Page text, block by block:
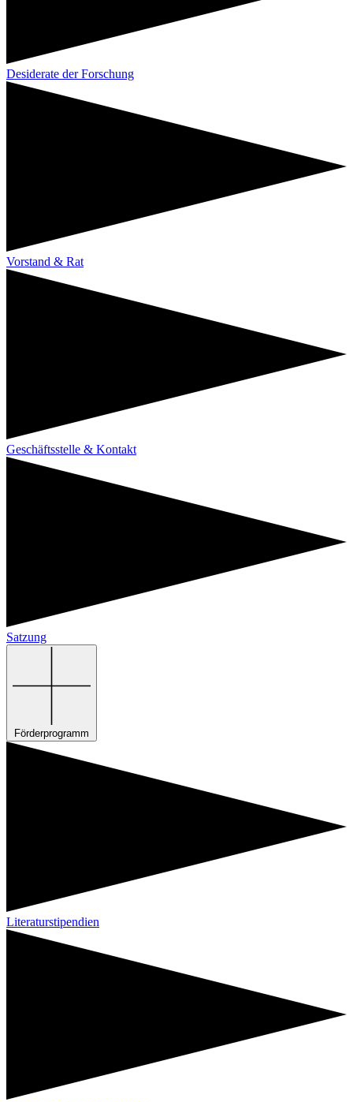
Desiderate der Forschung
Vorstand & Rat
Geschäftsstelle & Kontakt
Satzung
Förderprogramm
Literaturstipendien